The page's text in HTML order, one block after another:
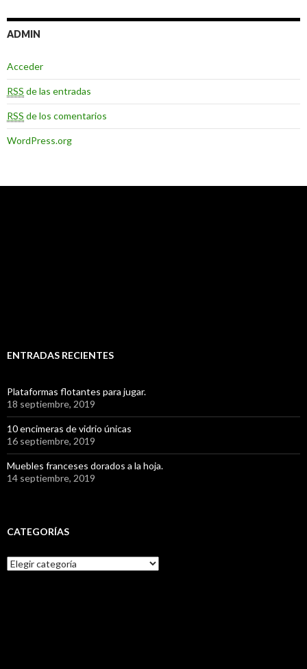
ADMIN
Acceder
RSS de las entradas
RSS de los comentarios
WordPress.org
ENTRADAS RECIENTES
Plataformas flotantes para jugar.
18 septiembre, 2019
10 encimeras de vidrio únicas
16 septiembre, 2019
Muebles franceses dorados a la hoja.
14 septiembre, 2019
CATEGORÍAS
C
a